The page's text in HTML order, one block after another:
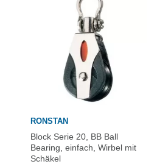
RONSTAN
Block Serie 20, BB Ball
Bearing, einfach, Wirbel mit
Schäkel